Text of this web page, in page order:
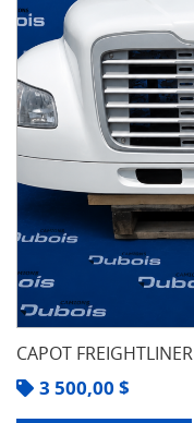
CAPOT FREIGHTLINER
3 500,00 $